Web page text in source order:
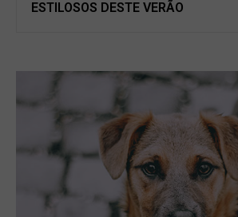
ESTILOSOS DESTE VERÃO